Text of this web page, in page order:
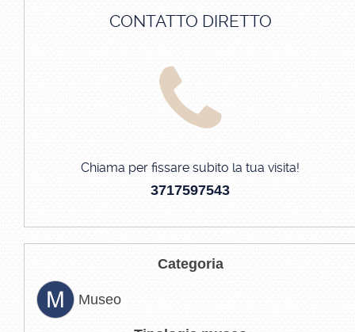
CONTATTO DIRETTO
Chiama per fissare subito la tua visita!
3717597543
Categoria
Museo